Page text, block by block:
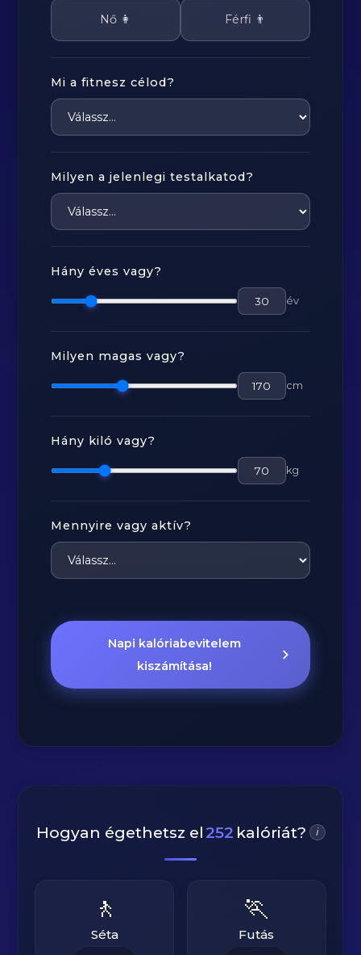
Nő 👩 Férfi 👨
Mi a fitnesz célod?
Milyen a jelenlegi testalkatod?
Hány éves vagy?
év
Milyen magas vagy?
cm
Hány kiló vagy?
kg
Mennyire vagy aktív?
Napi kalóriabevitelem
kiszámítása!
Hogyan égethetsz el 252 kalóriát? i
🚶
Séta
🏃
Futás